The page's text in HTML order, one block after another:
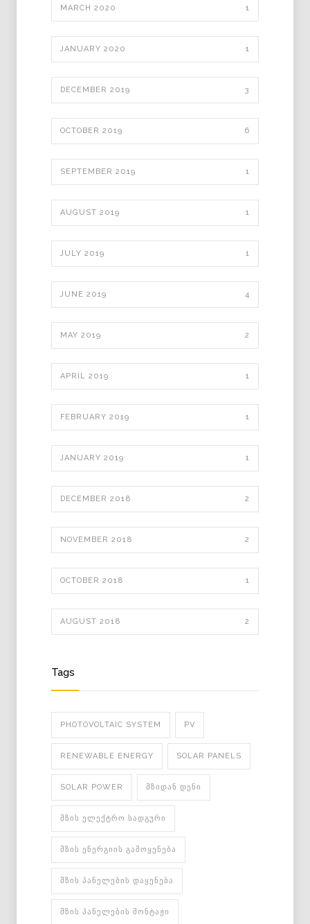
MARCH 2020 1
JANUARY 2020 1
DECEMBER 2019 3
OCTOBER 2019 6
SEPTEMBER 2019 1
AUGUST 2019 1
JULY 2019 1
JUNE 2019 4
MAY 2019 2
APRIL 2019 1
FEBRUARY 2019 1
JANUARY 2019 1
DECEMBER 2018 2
NOVEMBER 2018 2
OCTOBER 2018 1
AUGUST 2018 2
Tags
PHOTOVOLTAIC SYSTEM PV
RENEWABLE ENERGY SOLAR PANELS
SOLAR POWER ᲛᲖᲘᲓᲐᲜ ᲓᲔᲜᲘ
ᲛᲖᲘᲡ ᲔᲚᲔᲥᲢᲠᲝ ᲡᲐᲓᲒᲣᲠᲘ
ᲛᲖᲘᲡ ᲔᲜᲔᲠᲒᲘᲘᲡ ᲒᲐᲛᲝᲧᲔᲜᲔᲑᲐ
ᲛᲖᲘᲡ ᲞᲐᲜᲔᲚᲔᲑᲘᲡ ᲓᲐᲧᲔᲜᲔᲑᲐ
ᲛᲖᲘᲡ ᲞᲐᲜᲔᲚᲔᲑᲘᲡ ᲛᲝᲜᲢᲐᲟᲘ